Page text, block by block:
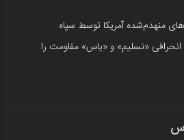
منهدم‌شده آمریکا توسط سپاه
انحرافی «تسلیم» و «یاس» مقاومت را